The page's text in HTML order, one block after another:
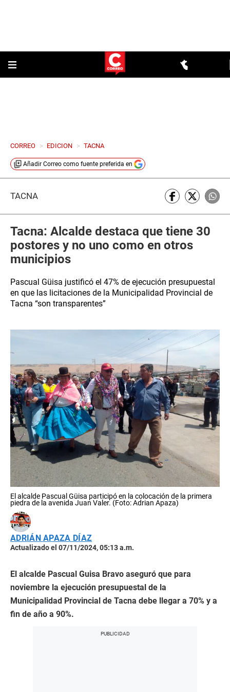
CORREO > EDICION > TACNA
Añadir Correo como fuente preferida en
TACNA
Tacna: Alcalde destaca que tiene 30
postores y no uno como en otros
municipios
Pascual Güisa justificó el 47% de ejecución presupuestal
en que las licitaciones de la Municipalidad Provincial de
Tacna “son transparentes”
El alcalde Pascual Güisa participó en la colocación de la primera
piedra de la avenida Juan Valer. (Foto: Adrian Apaza)
ADRIÁN APAZA DÍAZ
Actualizado el 07/11/2024, 05:13 a.m.
El alcalde Pascual Guisa Bravo aseguró que para
noviembre la ejecución presupuestal de la
Municipalidad Provincial de Tacna debe llegar a 70% y a
fin de año a 90%.